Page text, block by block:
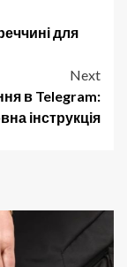
для
Next
в Telegram:
інструкція